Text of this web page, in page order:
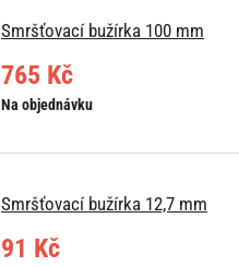
Smršťovací bužírka 100 mm
765 Kč
Na objednávku
Smršťovací bužírka 12,7 mm
91 Kč